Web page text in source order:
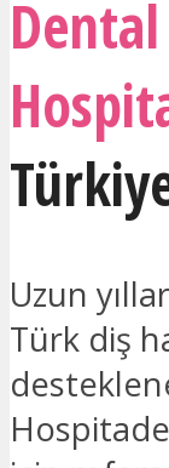
Uzun
Türk diş